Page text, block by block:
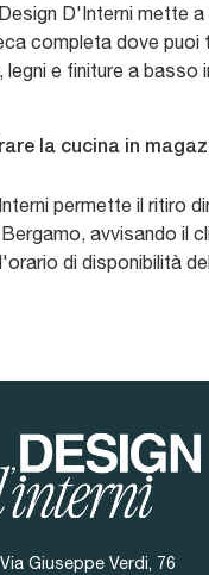
D'Interni mette
completa dove puoi
legni e finiture a basso
la cucina in
permette il ritiro
avvisando il
di disponibilità
Via Giuseppe Verdi, 76